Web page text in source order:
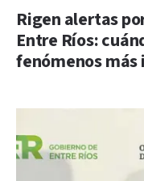
Rigen alertas
Entre Ríos:
fenómenos más